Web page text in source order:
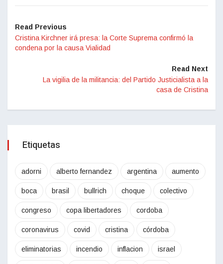
Read Previous
Cristina Kirchner irá presa: la Corte Suprema confirmó la
condena por la causa Vialidad
Read Next
La vigilia de la militancia: del Partido Justicialista a la
casa de Cristina
Etiquetas
adorni alberto fernandez argentina aumento
boca brasil bullrich choque colectivo
congreso copa libertadores cordoba
coronavirus covid cristina córdoba
eliminatorias incendio inflacion israel